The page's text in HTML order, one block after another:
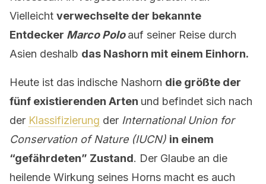
Vielleicht verwechselte der bekannte
Entdecker Marco Polo auf seiner Reise durch
Asien deshalb das Nashorn mit einem Einhorn.
Heute ist das indische Nashorn die größte der
fünf existierenden Arten und befindet sich nach
der Klassifizierung der International Union for
Conservation of Nature (IUCN) in einem
“gefährdeten” Zustand. Der Glaube an die
heilende Wirkung seines Horns macht es auch